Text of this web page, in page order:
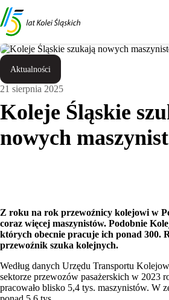
Przejdź
do
treści
Przejdź
do
stopki
Aktualności
21 sierpnia 2025
Koleje Śląskie
nowych
Z roku na rok przewoźnicy kolejowi w
coraz więcej maszynistów. Podobnie
których obecnie pracuje ich ponad 300.
przewoźnik szuka kolejnych.
Według danych Urzędu Transportu
sektorze przewozów pasażerskich w 2023
pracowało blisko 5,4 tys. maszynistów. W
Wróć
do
góry